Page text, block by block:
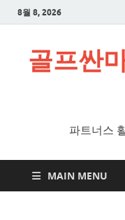
8월 8, 2026
골프싼
파트너스
MAIN MENU